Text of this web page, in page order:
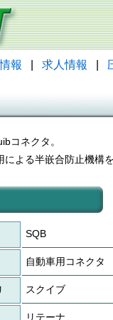
報 求人情報
コネクタ。
による半嵌合防止機構
SQB
自動車用コネクタ
スクイブ
リテーナ